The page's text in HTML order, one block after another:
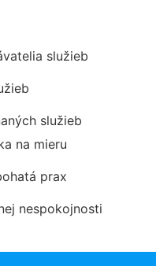
služieb
služieb
na mieru
prax
nespokojnosti